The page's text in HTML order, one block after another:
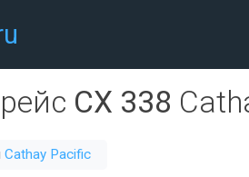
CX 338
Cathay Pacific